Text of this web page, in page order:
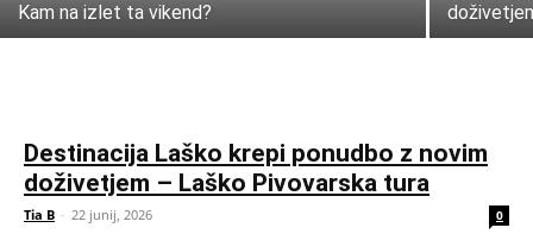
Kam na izlet ta vikend?
Destinacija Laško krepi ponudbo z novim
doživetjem – Laško Pivovarska tura
Tia B - 22 junij, 2026 0